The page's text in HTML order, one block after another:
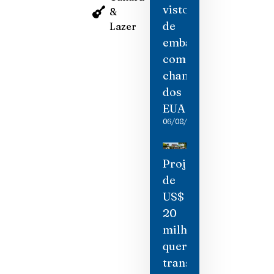
&
Lazer
visto
de
embaixadora
como
chantagem
dos
EUA
06/08/2026
Projeto
de
US$
20
milhões
quer
transformar